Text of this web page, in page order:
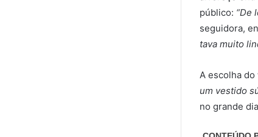
público: “De
seguidora,
tava muito
A escolha
um vestido
no grande